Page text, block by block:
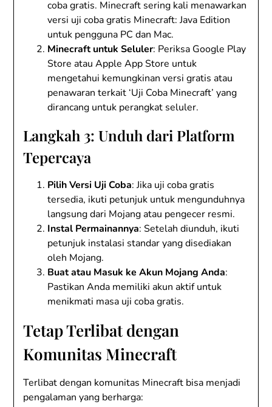
coba gratis. Minecraft sering kali menawarkan
versi uji coba gratis Minecraft: Java Edition
untuk pengguna PC dan Mac.
Minecraft untuk Seluler: Periksa Google Play
Store atau Apple App Store untuk
mengetahui kemungkinan versi gratis atau
penawaran terkait ‘Uji Coba Minecraft’ yang
dirancang untuk perangkat seluler.
Langkah 3: Unduh dari Platform
Tepercaya
Pilih Versi Uji Coba: Jika uji coba gratis
tersedia, ikuti petunjuk untuk mengunduhnya
langsung dari Mojang atau pengecer resmi.
Instal Permainannya: Setelah diunduh, ikuti
petunjuk instalasi standar yang disediakan
oleh Mojang.
Buat atau Masuk ke Akun Mojang Anda:
Pastikan Anda memiliki akun aktif untuk
menikmati masa uji coba gratis.
Tetap Terlibat dengan
Komunitas Minecraft
Terlibat dengan komunitas Minecraft bisa menjadi
pengalaman yang berharga: